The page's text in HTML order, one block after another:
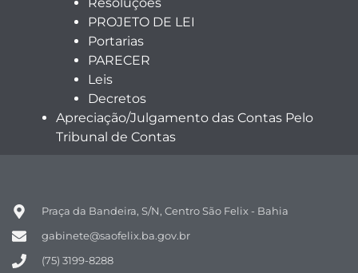
Resoluções
PROJETO DE LEI
Portarias
PARECER
Leis
Decretos
Apreciação/Julgamento das Contas Pelo
Tribunal de Contas
Praça da Bandeira, S/N, Centro São Felix - Bahia
gabinete@saofelix.ba.gov.br
(75) 3199-8288